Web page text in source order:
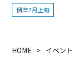
例年7月上旬
HOME イベント